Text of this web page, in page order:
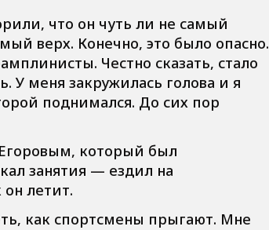
что он чуть ли не самый
верх. Конечно, это было опасно.
Честно сказать, стало
У меня закружилась голова и я
поднимался. До сих пор
который был
занятия — ездил на
летит.
как спортсмены прыгают. Мне